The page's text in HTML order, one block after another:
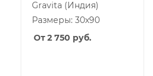
Gravita (Индия)
Размеры: 30х90
От 2 750 руб.